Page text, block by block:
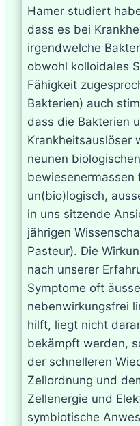
Hamer studiert
dass es bei
irgendwelche
obwohl kolloidales
Fähigkeit
Bakterien) auch
dass die Bakterien
Krankheitsauslöser
neunen
bewiesenermassen
un(bio)logisch,
in uns sitzende
jährigen
Pasteur). Die
nach unserer
Symptome oft
nebenwirkungsfrei
hilft, liegt nicht
bekämpft werden,
der schnelleren
Zellordnung und
Zellenergie und
symbiotische